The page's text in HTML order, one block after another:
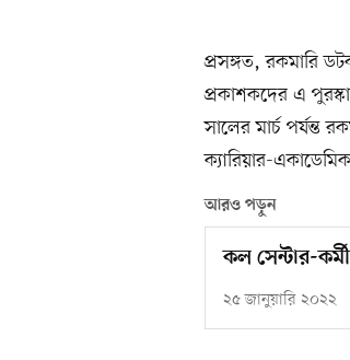
প্রসঙ্গত, রকমারি
প্রকাশকদের এ
সালের মার্চ পর্যন্ত
ক্যারিয়ার-
আরও পড়ুন
কল সেন্টার-
২৫ জানুয়ারি ২০২২